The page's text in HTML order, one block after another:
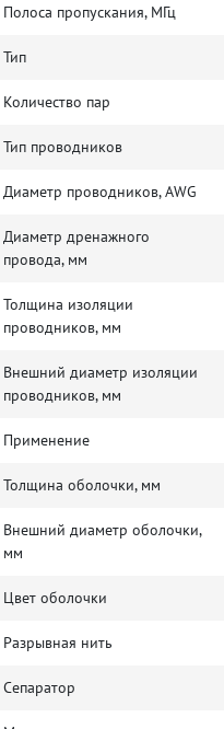
Полоса пропускания, МГц
Тип
Количество пар
Тип проводников
Диаметр проводников, AWG
Диаметр дренажного
провода, мм
Толщина изоляции
проводников, мм
Внешний диаметр изоляции
проводников, мм
Применение
Толщина оболочки, мм
Внешний диаметр оболочки,
мм
Цвет оболочки
Разрывная нить
Сепаратор